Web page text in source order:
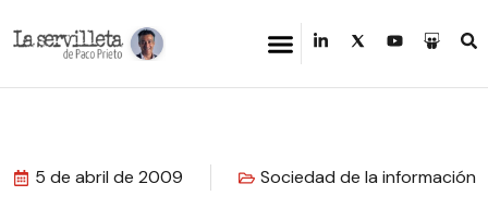
5 de abril de 2009 Sociedad de la información